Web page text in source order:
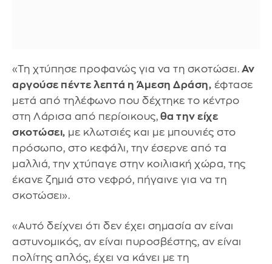
«Τη χτύπησε προφανώς για να τη σκοτώσει. Αν
αργούσε πέντε λεπτά η Άμεση Δράση, έφτασε
μετά από τηλέφωνο που δέχτηκε το κέντρο
στη Λάρισα από περίοικους, θα την είχε
σκοτώσει, με κλωτσιές και με μπουνιές στο
πρόσωπο, στο κεφάλι, την έσερνε από τα
μαλλιά, την χτύπαγε στην κοιλιακή χώρα, της
έκανε ζημιά στο νεφρό, πήγαινε για να τη
σκοτώσει».
«Αυτό δείχνει ότι δεν έχει σημασία αν είναι
αστυνομικός, αν είναι πυροσβέστης, αν είναι
πολίτης απλός, έχει να κάνει με τη